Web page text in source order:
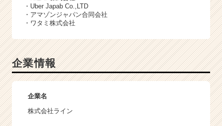
・Uber Japab Co.,LTD
・アマゾンジャパン合同会社
・ワタミ株式会社
企業情報
企業名
株式会社ライン